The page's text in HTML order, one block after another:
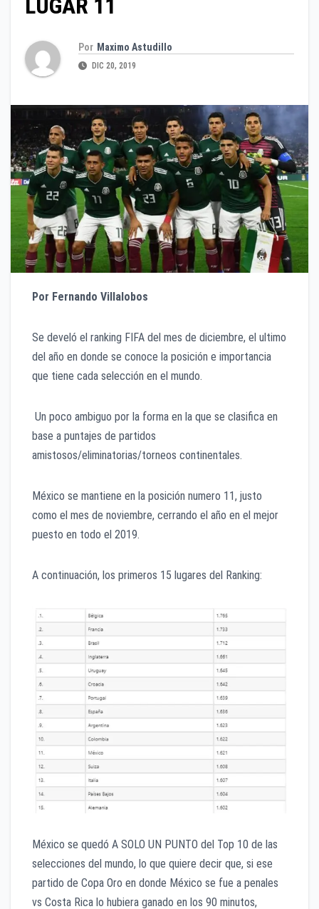
LUGAR 11
Por Maximo Astudillo
DIC 20, 2019
Por Fernando Villalobos
Se develó el ranking FIFA del mes de diciembre, el ultimo
del año en donde se conoce la posición e importancia
que tiene cada selección en el mundo.
Un poco ambiguo por la forma en la que se clasifica en
base a puntajes de partidos
amistosos/eliminatorias/torneos continentales.
México se mantiene en la posición numero 11, justo
como el mes de noviembre, cerrando el año en el mejor
puesto en todo el 2019.
A continuación, los primeros 15 lugares del Ranking:
México se quedó A SOLO UN PUNTO del Top 10 de las
selecciones del mundo, lo que quiere decir que, si ese
partido de Copa Oro en donde México se fue a penales
vs Costa Rica lo hubiera ganado en los 90 minutos,